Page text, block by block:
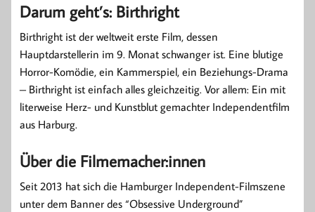
Darum geht’s: Birthright
Birthright ist der weltweit erste Film, dessen
Hauptdarstellerin im 9. Monat schwanger ist. Eine blutige
Horror-Komödie, ein Kammerspiel, ein Beziehungs-Drama
– Birthright ist einfach alles gleichzeitig. Vor allem: Ein mit
literweise Herz- und Kunstblut gemachter Independentfilm
aus Harburg.
Über die Filmemacher:innen
Seit 2013 hat sich die Hamburger Independent-Filmszene
unter dem Banner des “Obsessive Underground”